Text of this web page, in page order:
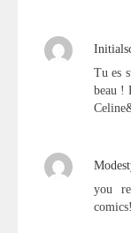
Tu es
beau !
you